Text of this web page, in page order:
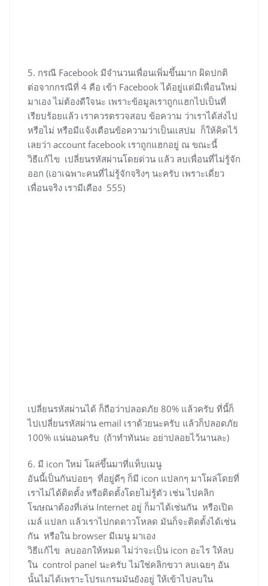
5. กรณี Facebook มีจำนวนเพื่อนเพิ่มขึ้นมาก ผิดปกติ
ต่อจากกรณีที่ 4 คือ เข้า Facebook ได้อยู่แต่มีเพื่อนใหม่
มาเอง ไม่ต้องดีใจนะ เพราะข้อมูลเราถูกแฮกไปเป็นที่
เรียบร้อยแล้ว เราควรตรวจสอบ ข้อความ ว่าเราได้ส่งไป
หรือไม่ หรือมีแจ้งเตือนข้อความว่าเป็นแสปม ก็ให้คิดไว้
เลยว่า account facebook เราถูกแฮกอยู่ ณ ขณะนี้
วิธีแก้ไข เปลี่ยนรหัสผ่านโดยด่วน แล้ว ลบเพื่อนที่ไม่รู้จัก
ออก (เอาเฉพาะคนที่ไม่รู้จักจริงๆ นะครับ เพราะเดี่ยว
เพื่อนจริง เรามีเคือง 555)
เปลี่ยนรหัสผ่านได้ ก็ถือว่าปลอดภัย 80% แล้วครับ ที่นี้ก็
ไปเปลี่ยนรหัสผ่าน email เราด้วยนะครับ แล้วก็ปลอดภัย
100% แน่นอนครับ (ถ้าทำทันนะ อย่าปลอยไว้นานละ)
6. มี icon ใหม่ โผล่ขึ้นมาที่แท็บเมนู
อันนี้เป็นกันบ่อยๆ ที่อยู่ดีๆ ก็มี icon แปลกๆ มาโผล่โดยที่
เราไม่ได้ติดตั้ง หรือติดตั้งโดยไม่รู้ตัว เช่น ไปคลิก
โฆษณาต้องที่เล่น Internet อยู่ ก็มาได้เช่นกัน หรือเปิด
เมล์ แปลก แล้วเราไปกดดาวโหลด มันก็จะติดตั้งได้เช่น
กัน หรือใน browser มีเมนู มาเอง
วิธีแก้ไข ลบออกให้หมด ไม่ว่าจะเป็น icon อะไร ให้ลบ
ใน control panel นะครับ ไม่ใช่คลิกขวา ลบเฉยๆ อัน
นั้นไม่ได้เพราะโปรแกรมมันยังอยู่ ให้เข้าไปลบใน